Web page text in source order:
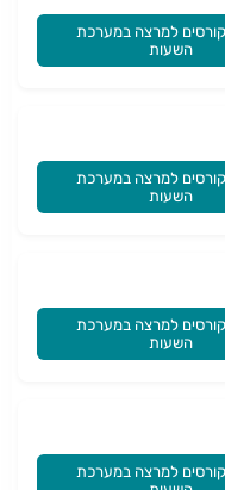
למרצה במערכת
השעות
למרצה במערכת
השעות
למרצה במערכת
השעות
למרצה במערכת